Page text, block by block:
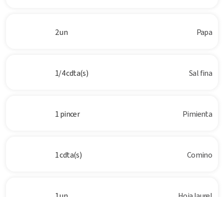
2 un Papa
1/4 cdta(s) Sal fina
1 pincer Pimienta
1 cdta(s) Comino